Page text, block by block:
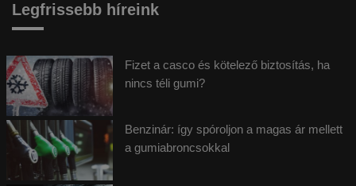
Legfrissebb híreink
Fizet a casco és kötelező biztosítás, ha
nincs téli gumi?
Benzinár: így spóroljon a magas ár mellett
a gumiabroncsokkal